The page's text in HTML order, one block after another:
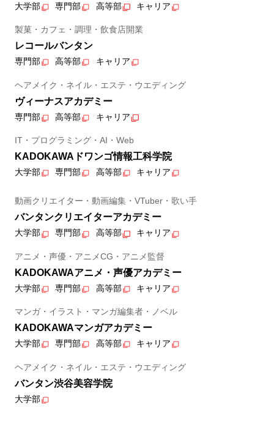
大学部 専門部 高等部 キャリア
製菓・カフェ・調理・飲食店開業
レコールバンタン
専門部 高等部 キャリア
ヘアメイク・ネイル・エステ・ウエディング
ヴィーナスアカデミー
専門部 高等部 キャリア
IT・プログラミング・AI・Web
KADOKAWAドワンゴ情報工科学院
大学部 専門部 高等部 キャリア
動画クリエイター・動画編集・VTuber・歌い手
バンタンクリエイターアカデミー
大学部 専門部 高等部 キャリア
アニメ・声優・アニメCG・アニメ監督
KADOKAWAアニメ・声優アカデミー
大学部 専門部 高等部 キャリア
マンガ・イラスト・マンガ編集者・ノベル
KADOKAWAマンガアカデミー
大学部 専門部 高等部 キャリア
ヘアメイク・ネイル・エステ・ウエディング
バンタン渋谷美容学院
大学部